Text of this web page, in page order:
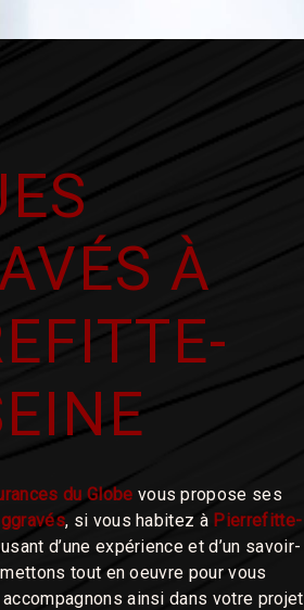
À
du Globe vous propose ses
, si vous habitez à Pierrefitte-
d’une expérience et d’un savoir-
tout en oeuvre pour vous
ainsi dans votre projet